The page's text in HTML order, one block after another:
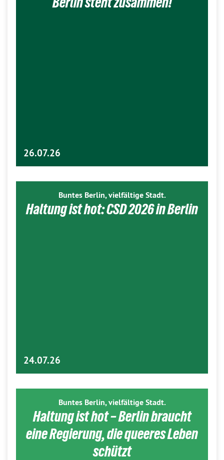
26.07.26
Buntes Berlin, vielfältige Stadt.
Haltung ist hot: CSD 2026 in Berlin
24.07.26
Buntes Berlin, vielfältige Stadt.
Haltung ist hot – Berlin braucht
eine Regierung, die queeres Leben
schützt